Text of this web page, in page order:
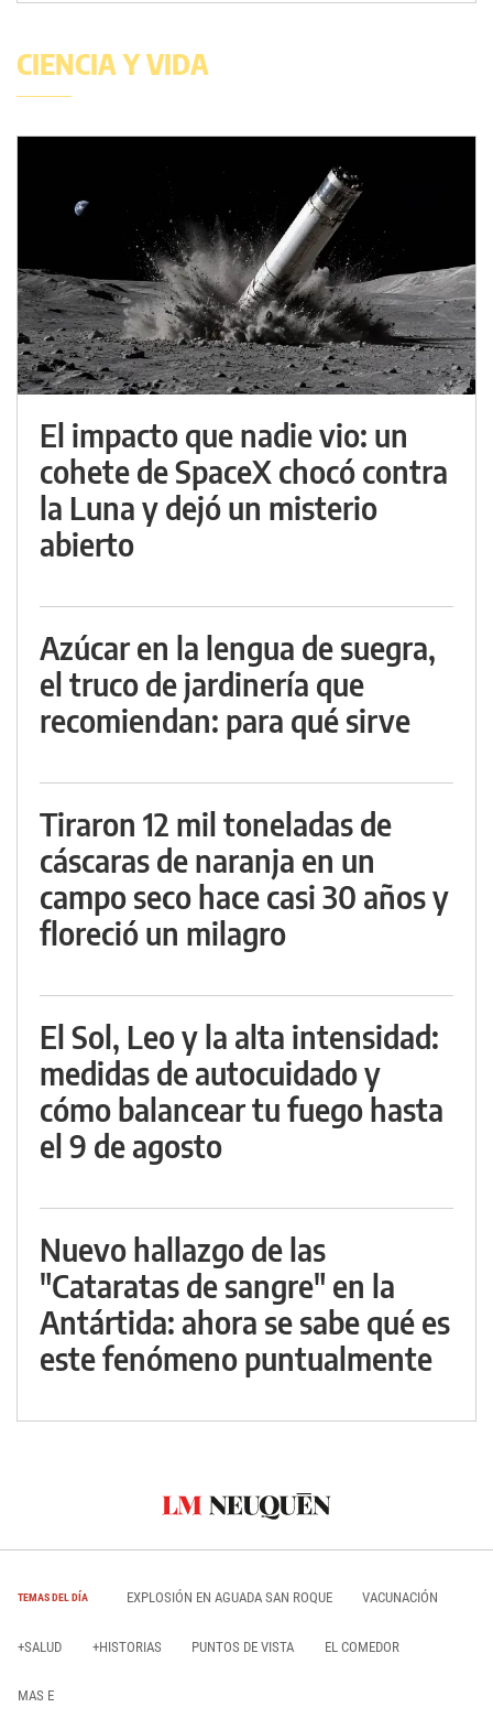
CIENCIA Y VIDA
El impacto que nadie vio: un
cohete de SpaceX chocó contra
la Luna y dejó un misterio
abierto
Azúcar en la lengua de suegra,
el truco de jardinería que
recomiendan: para qué sirve
Tiraron 12 mil toneladas de
cáscaras de naranja en un
campo seco hace casi 30 años y
floreció un milagro
El Sol, Leo y la alta intensidad:
medidas de autocuidado y
cómo balancear tu fuego hasta
el 9 de agosto
Nuevo hallazgo de las
"Cataratas de sangre" en la
Antártida: ahora se sabe qué es
este fenómeno puntualmente
TEMAS DEL DÍA EXPLOSIÓN EN AGUADA SAN ROQUE VACUNACIÓN
+SALUD +HISTORIAS PUNTOS DE VISTA EL COMEDOR
MAS E